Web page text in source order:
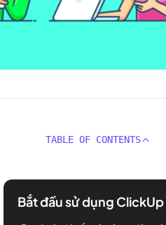
TABLE OF CONTENTS
Bắt đầu sử dụng